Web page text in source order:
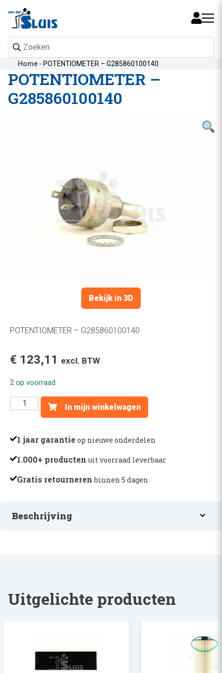
Mijn
Home - POTENTIOMETER – G285860100140
POTENTIOMETER –
G285860100140
Bekijk in 3D
POTENTIOMETER – G285860100140
€ 123,11 excl. BTW
2 op voorraad
POTENTIOMETER
aantal
In mijn winkelwagen
1 jaar garantie op nieuwe onderdelen
1.000+ producten uit voorraad leverbaar
Gratis retournerenbinnen 5 dagen
Beschrijving
Uitgelichte producten